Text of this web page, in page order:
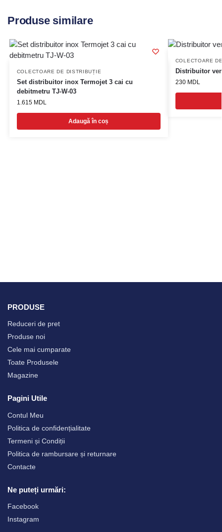
Produse similare
COLECTOARE DE DISTRIBUȚIE
Set distribuitor inox Termojet 3 cai cu
debitmetru TJ-W-03
1.615 MDL
Adaugă în coș
COLECTOARE
Distribuitor
230 MDL
PRODUSE
Reduceri de pret
Produse noi
Cele mai cumparate
Toate Produsele
Magazine
Pagini Utile
Contul Meu
Politica de confidențialitate
Termeni și Condiții
Politica de rambursare și returnare
Contacte
Ne puteți urmări:
Facebook
Instagram